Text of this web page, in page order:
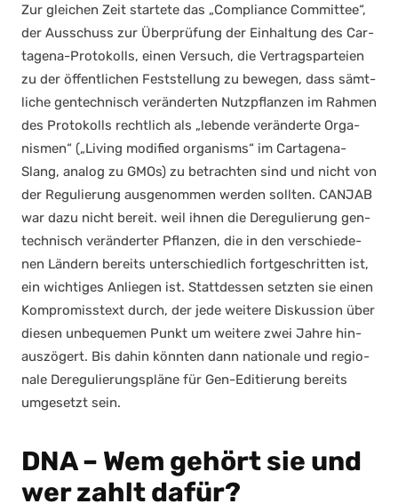
Zur glei­chen Zeit star­te­te das „Com­pli­ance Com­mit­tee“,
der Aus­schuss zur Über­prü­fung der Ein­hal­tung des Car­
ta­ge­na-Pro­to­kolls, einen Ver­such, die Ver­trags­par­tei­en
zu der öffent­li­chen Fest­stel­lung zu bewe­gen, dass sämt­
li­che gen­tech­nisch ver­än­der­ten Nutz­pflan­zen im Rah­men
des Pro­to­kolls recht­lich als „leben­de ver­än­der­te Orga­
nis­men“ („Living modi­fied orga­nisms“ im Car­ta­ge­na-
Slang, ana­log zu GMOs) zu betrach­ten sind und nicht von
der Regu­lie­rung aus­ge­nom­men wer­den soll­ten. CANJAB
war dazu nicht bereit. weil ihnen die Dere­gu­lie­rung gen­
tech­nisch ver­än­der­ter Pflan­zen, die in den ver­schie­de­
nen Län­dern bereits unter­schied­lich fort­ge­schrit­ten ist,
ein wich­ti­ges Anlie­gen ist. Statt­des­sen setz­ten sie einen
Kom­pro­miss­text durch, der jede wei­te­re Dis­kus­si­on über
die­sen unbe­que­men Punkt um wei­te­re zwei Jah­re hin­
aus­zö­gert. Bis dahin könn­ten dann natio­na­le und regio­
na­le Dere­gu­lie­rungs­plä­ne für Gen-Edi­tie­rung bereits
umge­setzt sein.
DNA – Wem gehört sie und
wer zahlt dafür?